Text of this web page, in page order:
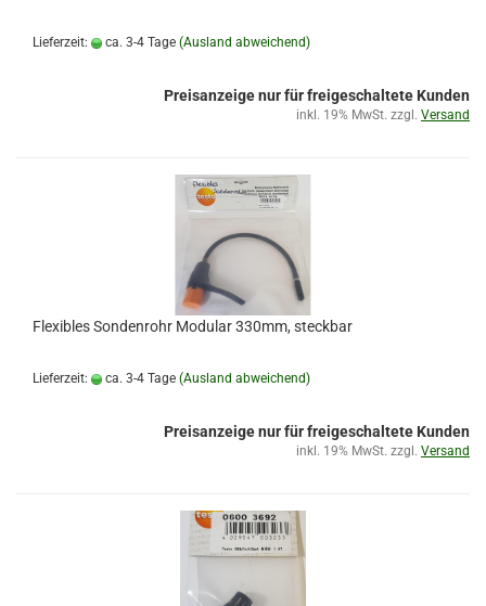
Lieferzeit: ca. 3-4 Tage (Ausland abweichend)
Preisanzeige nur für freigeschaltete Kunden
inkl. 19% MwSt. zzgl. Versand
Flexibles Sondenrohr Modular 330mm, steckbar
Lieferzeit: ca. 3-4 Tage (Ausland abweichend)
Preisanzeige nur für freigeschaltete Kunden
inkl. 19% MwSt. zzgl. Versand